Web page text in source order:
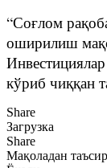
“Соғлом
оширилиш
кўриб чиққан
Share
Загрузка
Share
Мақоладан